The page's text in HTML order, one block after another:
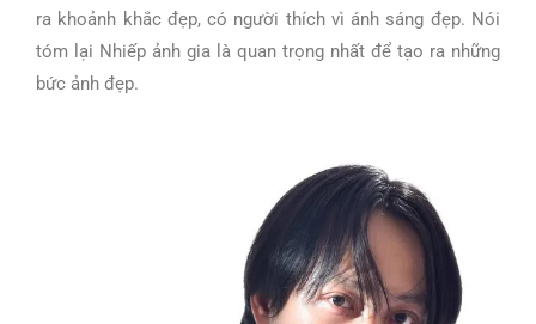
ra khoảnh khắc đẹp, có người thích vì ánh sáng đẹp. Nói
tóm lại Nhiếp ảnh gia là quan trọng nhất để tạo ra những
bức ảnh đẹp.